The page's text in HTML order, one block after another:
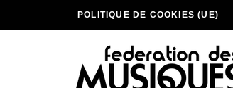
POLITIQUE DE COOKIES (UE)